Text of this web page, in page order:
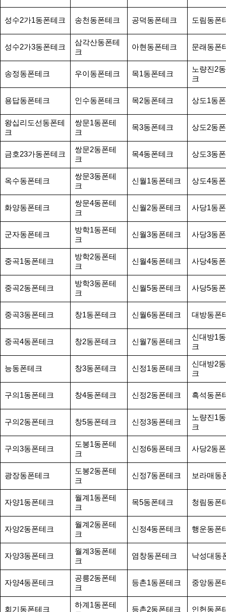
성수2가1동폰테크 송천동폰테크 공덕동폰테크 도림동폰
성수2가3동폰테크
삼각산동폰테
크
아현동폰테크 문래동폰
송정동폰테크 우이동폰테크 목1동폰테크
노량진2
크
용답동폰테크 인수동폰테크 목2동폰테크 상도1동
왕십리도선동폰테
크
쌍문1동폰테
크
목3동폰테크 상도2동
금호23가동폰테크
쌍문2동폰테
크
목4동폰테크 상도3동
옥수동폰테크
쌍문3동폰테
크
신월1동폰테크 상도4동
화양동폰테크
쌍문4동폰테
크
신월2동폰테크 사당1동
군자동폰테크
방학1동폰테
크
신월3동폰테크 사당3동
중곡1동폰테크
방학2동폰테
크
신월4동폰테크 사당4동
중곡2동폰테크
방학3동폰테
크
신월5동폰테크 사당5동
중곡3동폰테크 창1동폰테크 신월6동폰테크 대방동폰
중곡4동폰테크 창2동폰테크 신월7동폰테크
신대방1
크
능동폰테크 창3동폰테크 신정1동폰테크
신대방2
크
구의1동폰테크 창4동폰테크 신정2동폰테크 흑석동폰
구의2동폰테크 창5동폰테크 신정3동폰테크
노량진1
크
구의3동폰테크
도봉1동폰테
크
신정6동폰테크 사당2동
광장동폰테크
도봉2동폰테
크
신정7동폰테크 보라매동
자양1동폰테크
월계1동폰테
크
목5동폰테크 청림동폰
자양2동폰테크
월계2동폰테
크
신정4동폰테크 행운동폰
자양3동폰테크
월계3동폰테
크
염창동폰테크 낙성대동
자양4동폰테크
공릉2동폰테
크
등촌1동폰테크 중앙동폰
회기동폰테크
하계1동폰테
등촌2동폰테크 인헌동폰